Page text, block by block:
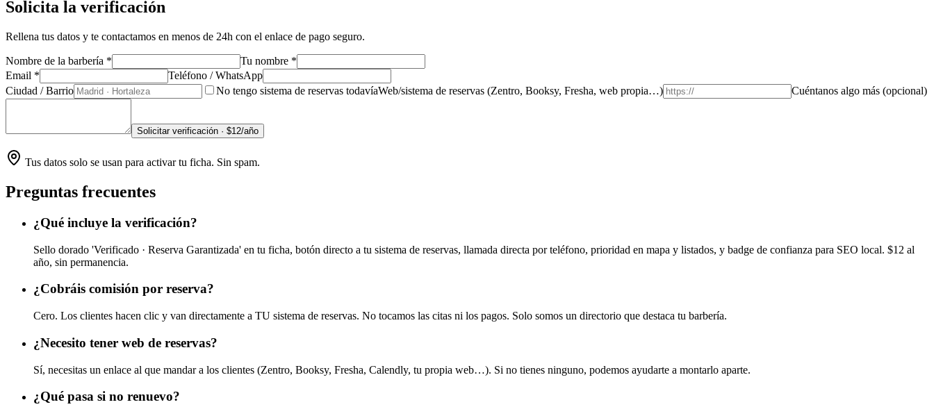
Solicita la verificación
Rellena tus datos y te contactamos en menos de 24h con el enlace de pago seguro.
Nombre de la barbería *
Tu nombre *
Email *
Teléfono / WhatsApp
Ciudad / Barrio
No tengo sistema de reservas todavíaWeb/sistema de reservas (Zentro, Booksy, Fresha, web propia…) Cuéntanos algo más (opcional)
Solicitar verificación · $12/año
Tus datos solo se usan para activar tu ficha. Sin spam.
Preguntas frecuentes
¿Qué incluye la verificación?
Sello dorado 'Verificado · Reserva Garantizada' en tu ficha, botón directo a tu sistema de reservas, llamada directa por teléfono, prioridad en mapa y listados, y badge de confianza para SEO local. $12 al
año, sin permanencia.
¿Cobráis comisión por reserva?
Cero. Los clientes hacen clic y van directamente a TU sistema de reservas. No tocamos las citas ni los pagos. Solo somos un directorio que destaca tu barbería.
¿Necesito tener web de reservas?
Sí, necesitas un enlace al que mandar a los clientes (Zentro, Booksy, Fresha, Calendly, tu propia web…). Si no tienes ninguno, podemos ayudarte a montarlo aparte.
¿Qué pasa si no renuevo?